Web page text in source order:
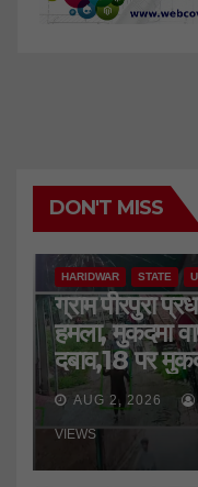
DON'T MISS
HARIDWAR STATE
ग्राम पीरपुरा
हमला, मुकदमा
दबाव,18 पर
AUG 2, 2026
VIEWS